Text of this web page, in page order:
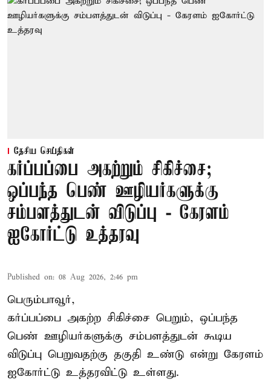
தேசிய செய்திகள்
கர்ப்பப்பை அகற்றும் சிகிச்சை;
ஒப்பந்த பெண் ஊழியர்களுக்கு
சம்பளத்துடன் விடுப்பு - கேரளம்
ஐகோர்ட்டு உத்தரவு
Published on: 08 Aug 2026, 2:46 pm
பெரும்பாவூர்,
கர்ப்பப்பை அகற்ற சிகிச்சை பெறும், ஒப்பந்த
பெண் ஊழியர்களுக்கு சம்பளத்துடன் கூடிய
விடுப்பு பெறுவதற்கு தகுதி உண்டு என்று கேரளம்
ஐகோர்ட்டு உத்தரவிட்டு உள்ளது.